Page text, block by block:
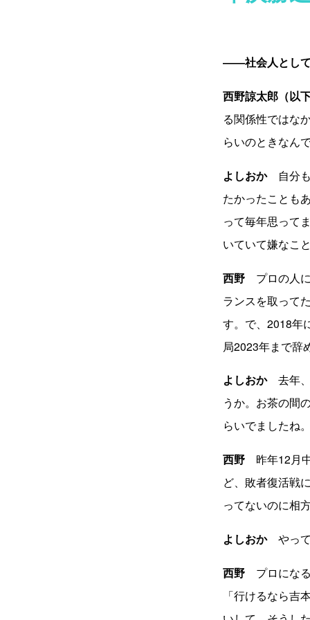
――社会人として
西野諒太郎（以
る関係性ではな
らいのときなん
よしおか自分も
たかったことも
って毎年思って
いていて嫌なこ
西野 プロの人
ランスを取って
す。で、2018年
局2023年まで辞
よしおか去年、
うか。お茶の間
らいでましたね
西野 昨年12月
ど、敗者復活戦
ってないのに相
よしおかやって
西野 プロにな
「行けるなら吉